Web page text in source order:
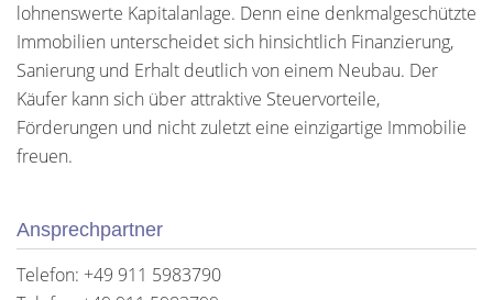
lohnenswerte Kapitalanlage. Denn eine denkmalgeschützte
Immobilien unterscheidet sich hinsichtlich Finanzierung,
Sanierung und Erhalt deutlich von einem Neubau. Der
Käufer kann sich über attraktive Steuervorteile,
Förderungen und nicht zuletzt eine einzigartige Immobilie
freuen.
Ansprechpartner
Telefon: +49 911 5983790